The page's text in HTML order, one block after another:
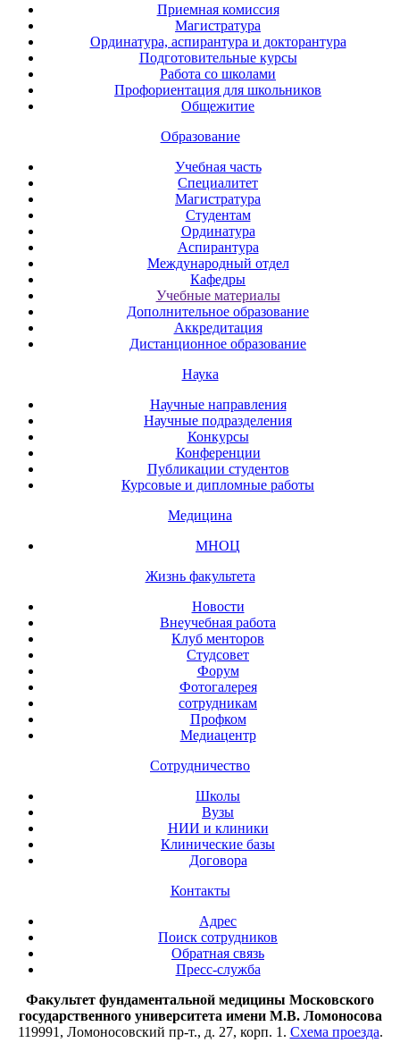
Приемная комиссия
Магистратура
Ординатура, аспирантура и докторантура
Подготовительные курсы
Работа со школами
Профориентация для школьников
Общежитие
Образование
Учебная часть
Специалитет
Магистратура
Студентам
Ординатура
Аспирантура
Международный отдел
Кафедры
Учебные материалы
Дополнительное образование
Аккредитация
Дистанционное образование
Наука
Научные направления
Научные подразделения
Конкурсы
Конференции
Публикации студентов
Курсовые и дипломные работы
Медицина
МНОЦ
Жизнь факультета
Новости
Внеучебная работа
Клуб менторов
Студсовет
Форум
Фотогалерея
сотрудникам
Профком
Медиацентр
Сотрудничество
Школы
Вузы
НИИ и клиники
Клинические базы
Договора
Контакты
Адрес
Поиск сотрудников
Обратная связь
Пресс-служба
Факультет фундаментальной медицины Московского
государственного университета имени М.В. Ломоносова
119991, Ломоносовский пр-т., д. 27, корп. 1. Схема проезда.